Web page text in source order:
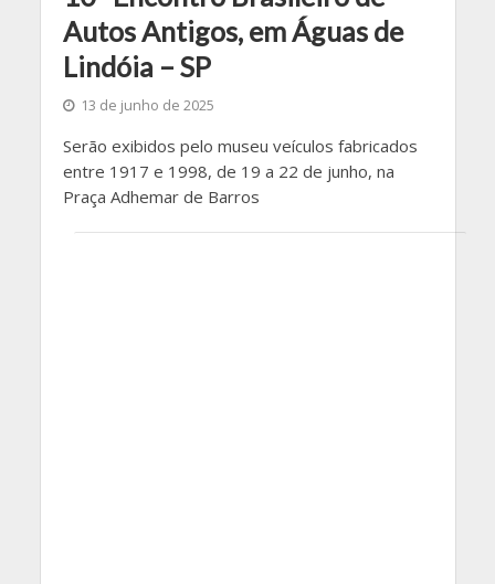
Autos Antigos, em Águas de
Lindóia – SP
13 de junho de 2025
Serão exibidos pelo museu veículos fabricados
entre 1917 e 1998, de 19 a 22 de junho, na
Praça Adhemar de Barros